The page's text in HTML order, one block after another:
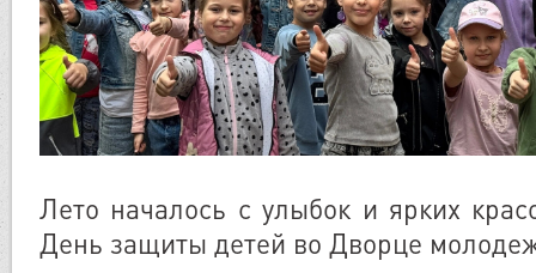
Лето началось с улыбок и ярких
День защиты детей во Дворце